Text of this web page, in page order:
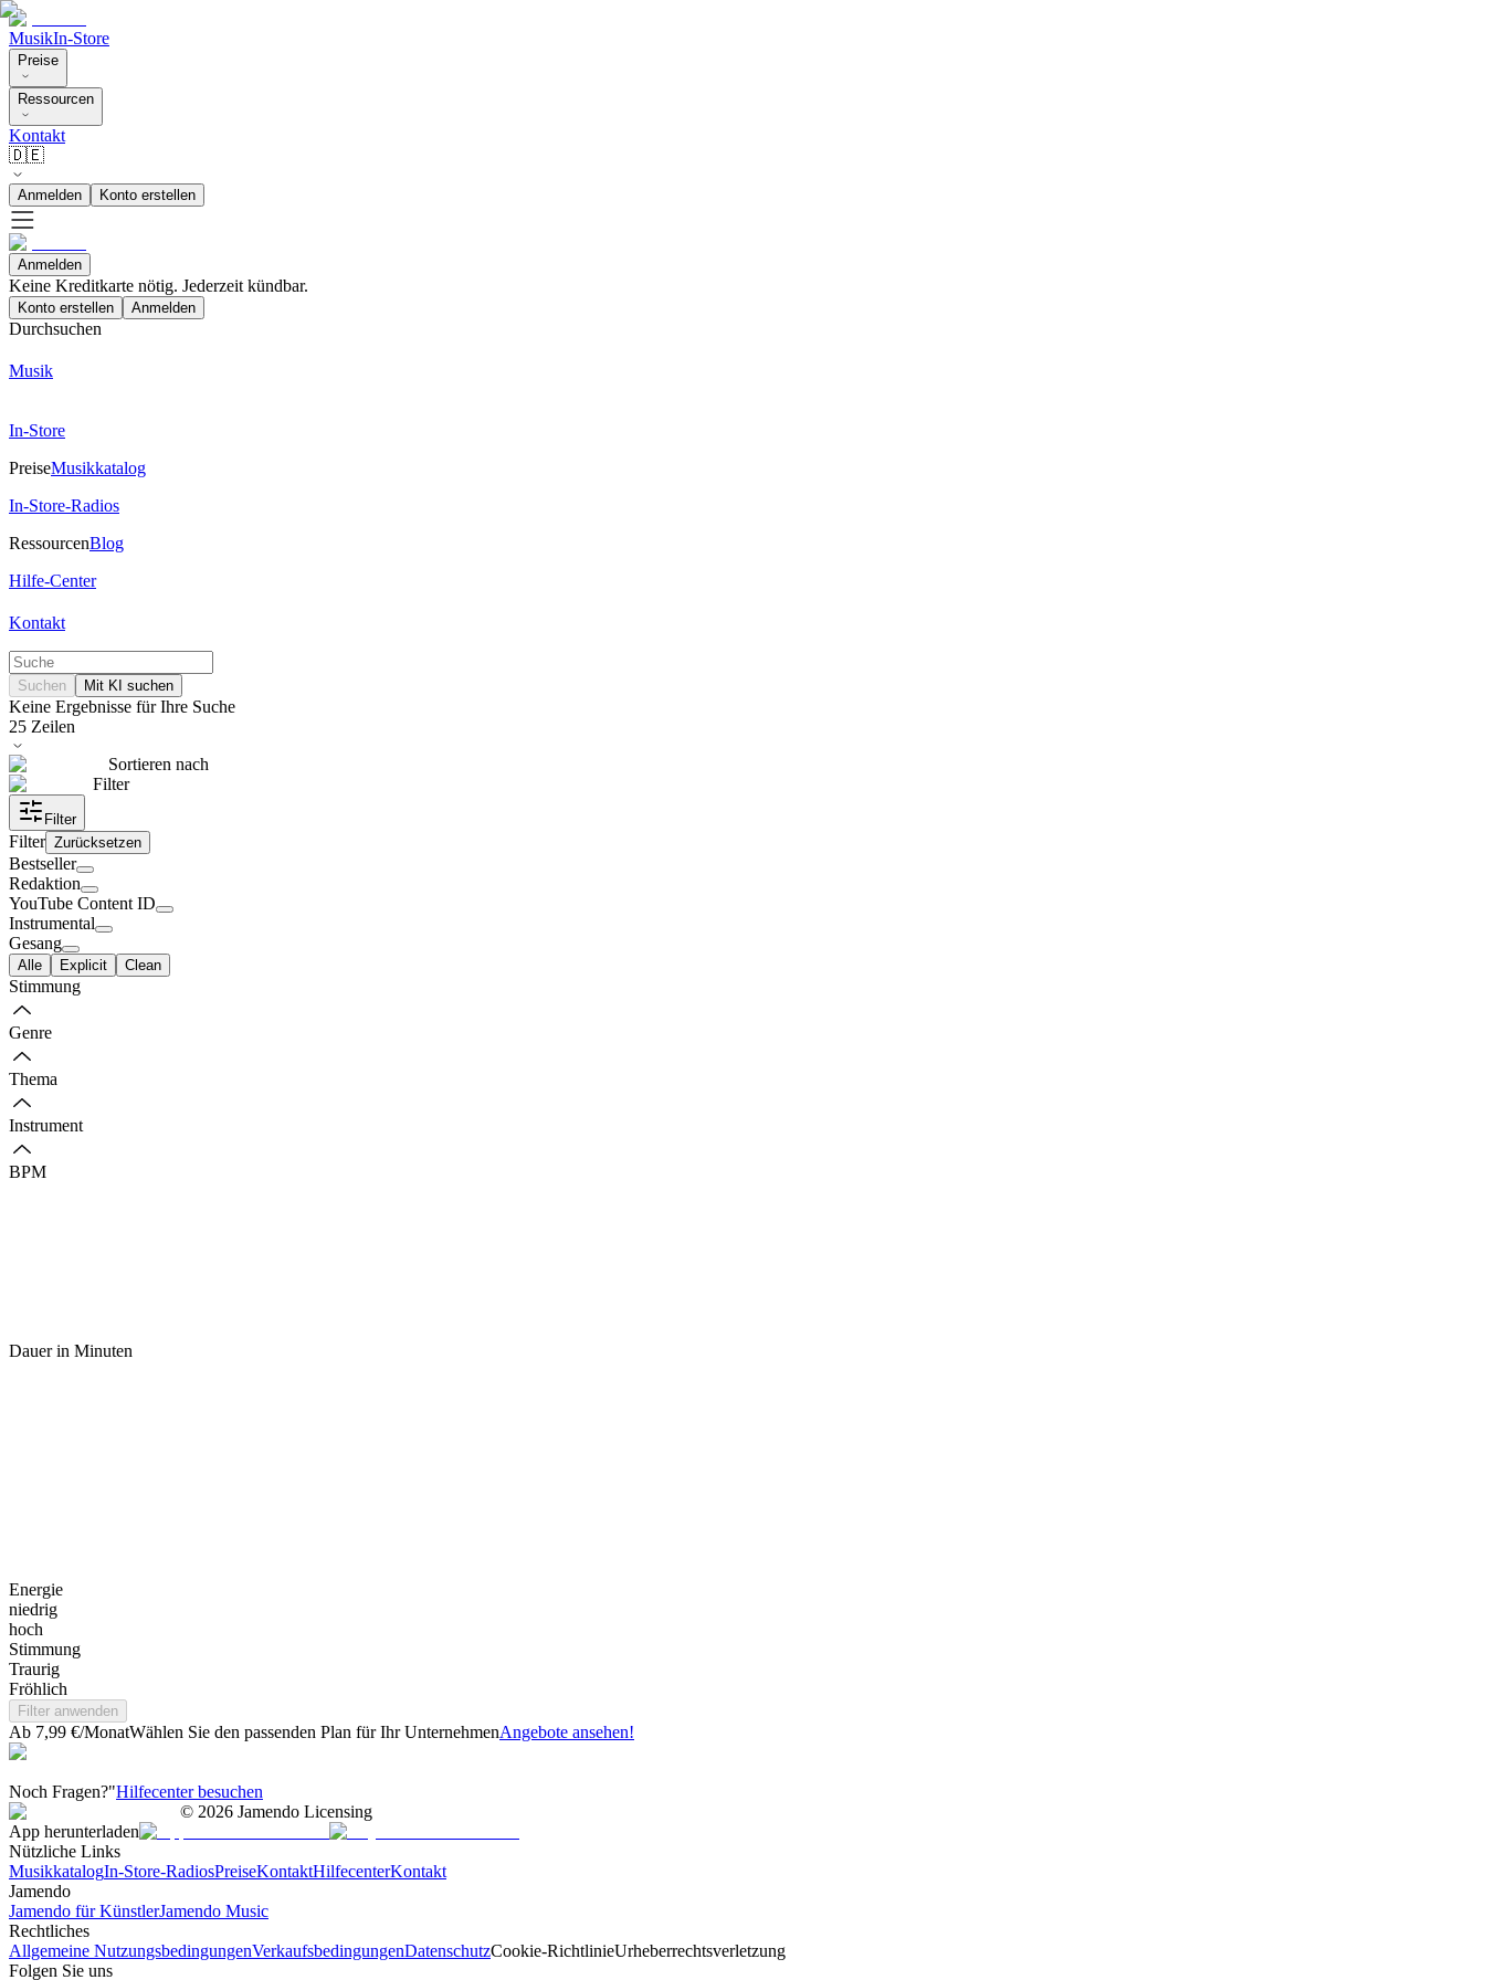
MusikIn-Store
Preise
Ressourcen
Kontakt
🇩🇪
Anmelden Konto erstellen
Anmelden
Keine Kreditkarte nötig. Jederzeit kündbar.
Konto erstellen Anmelden
Durchsuchen
Musik
In-Store
PreiseMusikkatalog
In-Store-Radios
RessourcenBlog
Hilfe-Center
Kontakt
Suchen Mit KI suchen
Keine Ergebnisse für Ihre Suche
25 Zeilen
Sortieren nach
Filter
Filter
Filter Zurücksetzen
Bestseller
Redaktion
YouTube Content ID
Instrumental
Gesang
Alle Explicit Clean
Stimmung
Genre
Thema
Instrument
BPM
Dauer in Minuten
Energie
niedrig
hoch
Stimmung
Traurig
Fröhlich
Filter anwenden
Ab 7,99 €/MonatWählen Sie den passenden Plan für Ihr UnternehmenAngebote ansehen!
Noch Fragen?"Hilfecenter besuchen
© 2026 Jamendo Licensing
App herunterladen
Nützliche Links
MusikkatalogIn-Store-RadiosPreiseKontaktHilfecenterKontakt
Jamendo
Jamendo für KünstlerJamendo Music
Rechtliches
Allgemeine NutzungsbedingungenVerkaufsbedingungenDatenschutzCookie-RichtlinieUrheberrechtsverletzung
Folgen Sie uns